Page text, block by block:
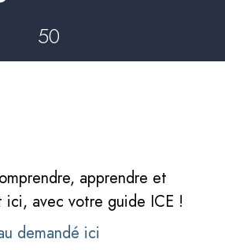
50
apprendre et
ici, avec votre guide ICE !
demandé ici